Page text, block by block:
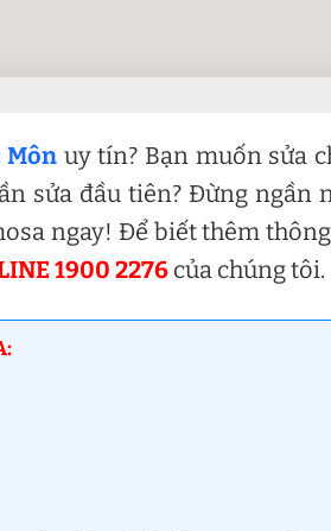
Mônuy tín? Bạn muốn sửa
sửa đầu tiên? Đừng ngần
ngay! Để biết thêm
1900 2276 của chúng tôi.